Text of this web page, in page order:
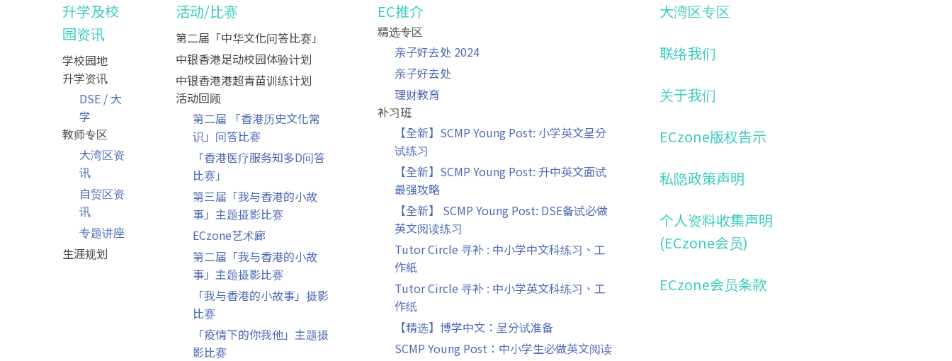
升学及校
园资讯
学校园地
升学资讯
DSE / 大
学
教师专区
大湾区资
讯
自贸区资
讯
专题讲座
生涯规划
活动/比赛
第二届「中华文化问答比赛」
中银香港足动校园体验计划
中银香港港超青苗训练计划
活动回顾
第二届 「香港历史文化常
识」问答比赛
「香港医疗服务知多D问答
比赛」
第三届「我与香港的小故
事」主题摄影比赛
ECzone艺术廊
第二届「我与香港的小故
事」主题摄影比赛
「我与香港的小故事」摄影
比赛
「疫情下的你我他」主题摄
影比赛
EC推介
精选专区
亲子好去处 2024
亲子好去处
理财教育
补习班
【全新】SCMP Young Post: 小学英文呈分
试练习
【全新】SCMP Young Post: 升中英文面试
最强攻略
【全新】 SCMP Young Post: DSE备试必做
英文阅读练习
Tutor Circle 寻补 : 中小学中文科练习、工
作紙
Tutor Circle 寻补 : 中小学英文科练习、工
作纸
【精选】博学中文：呈分试准备
SCMP Young Post：中小学生必做英文阅读
大湾区专区
联络我们
关于我们
ECzone版权告示
私隐政策声明
个人资料收集声明
(ECzone会员)
ECzone会员条款